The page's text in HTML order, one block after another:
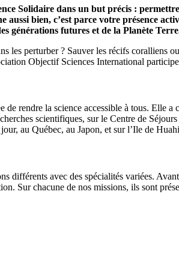
Solidaire dans un but précis :
bien, c’est parce votre présence
générations futures et de la Planète
les perturber ? Sauver les récifs coralliens
Objectif Sciences International
rendre la science accessible à tous. Elle
scientifiques, sur le Centre de
au Québec, au Japon, et sur l’Ile de
différents avec des spécialités variées.
Sur chacune de nos missions, ils sont